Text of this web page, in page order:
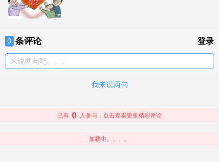
0 条评论 登录
来说两句吧。。。
我来说两句
已有 0 人参与，点击查看更多精彩评论
加载中。。。。